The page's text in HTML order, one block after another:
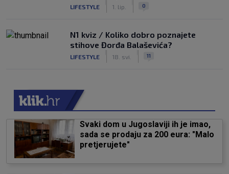
LIFESTYLE 1. lip. 0
N1 kviz / Koliko dobro poznajete
stihove Đorđa Balaševića?
LIFESTYLE 18. svi. 11
Svaki dom u Jugoslaviji ih je imao,
sada se prodaju za 200 eura: "Malo
pretjerujete"